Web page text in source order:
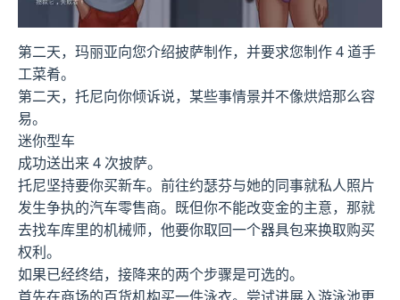
第二天，玛丽亚向您介绍披萨制作，并要求您制作 4 道手
工菜肴。
第二天，托尼向你倾诉说，某些事情景并不像烘焙那么容
易。
迷你型车
成功送出来 4 次披萨。
托尼坚持要你买新车。前往约瑟芬与她的同事就私人照片
发生争执的汽车零售商。既但你不能改变金的主意，那就
去找车库里的机械师，他要你取回一个器具包来换取购买
权利。
如果已经终结，接降来的两个步骤是可选的。